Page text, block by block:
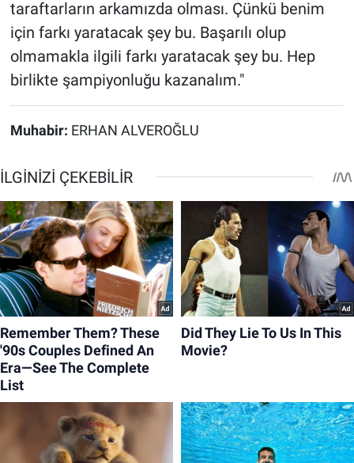
taraftarların arkamızda olması. Çünkü benim
için farkı yaratacak şey bu. Başarılı olup
olmamakla ilgili farkı yaratacak şey bu. Hep
birlikte şampiyonluğu kazanalım."
Muhabir: ERHAN ALVEROĞLU